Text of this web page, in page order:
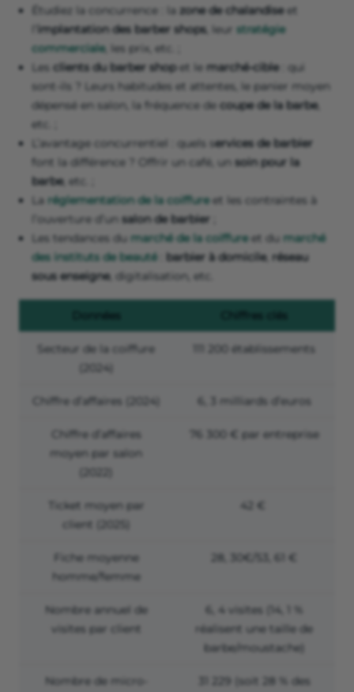
Étudiez la concurrence : la zone de chalandiseet
implantation des barber shops, leur stratégie
commerciale, les prix, etc. ;
Les clients du barber shopet le marché-cible: qui
sont-ils ? Leurs habitudes et attentes, le panier moyen
dépensé en salon, la fréquence de coupe de la barbe,
etc. ;
L’avantage concurrentiel : quels services de barbier
font la différence ? Offrir un café, un soin pour la
barbe, etc. ;
La réglementation de la coiffureet les contraintes à
l’ouverture d’un salon de barbier
Les tendances du marché de la coiffureet du marché
des instituts de beauté: barbier à domicile, réseau
sous enseigne, digitalisation, etc.
Données Chiffres clés
Secteur de la coiffure
(2024)
111 200 établissements
Chiffre d’affaires (2024) 6, 3 milliards d’euros
Chiffre d’affaires
moyen par salon
76 300 € par entreprise
Ticket moyen par
client (2025)
42 €
Fiche moyenne
homme/femme
28, 30€/53, 61 €
Nombre annuel de
visites par client
6, 4 visites (14, 1 %
réalisent une taille de
barbe/moustache)
Nombre de micro-
31 229 (soit 28 % des